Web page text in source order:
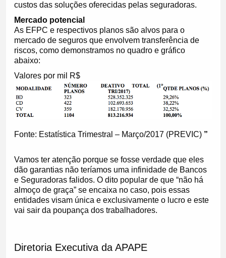
custos das soluções oferecidas pelas seguradoras.
Mercado potencial
As EFPC e respectivos planos são alvos para o
mercado de seguros que envolvem transferência de
riscos, como demonstramos no quadro e gráfico
abaixo:
Valores por mil R$
Fonte: Estatística Trimestral – Março/2017 (PREVIC) ”
Vamos ter atenção porque se fosse verdade que eles
dão garantias não teríamos uma infinidade de Bancos
e Seguradoras falidos. O dito popular de que “não há
almoço de graça” se encaixa no caso, pois essas
entidades visam única e exclusivamente o lucro e este
vai sair da poupança dos trabalhadores.
Diretoria Executiva da APAPE